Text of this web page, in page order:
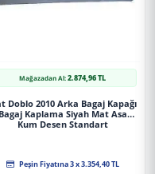
Mağazadan Al:2.874,96 TL
Doblo 2010 Arka Bagaj Kapağı
Bagaj Kaplama Siyah Mat Asa
Kum Desen Standart
Peşin Fiyatına 3 x 3.354,40 TL